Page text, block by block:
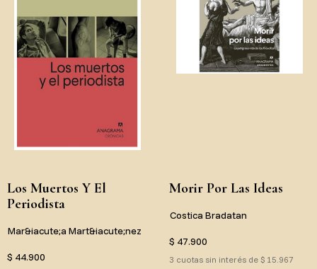
Los Muertos Y El
Periodista
Mar&iacute;a Mart&iacute;nez
$ 44.900
Morir Por Las Ideas
Costica Bradatan
$ 47.900
3 cuotas sin interés de $ 15.967